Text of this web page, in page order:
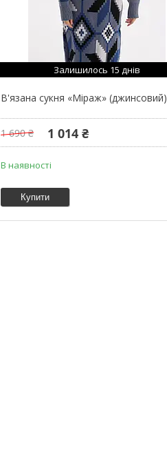
Залишилось 15 днів
В'язана сукня «Міраж» (джинсовий)
1 690 ₴ 1 014 ₴
В наявності
Купити